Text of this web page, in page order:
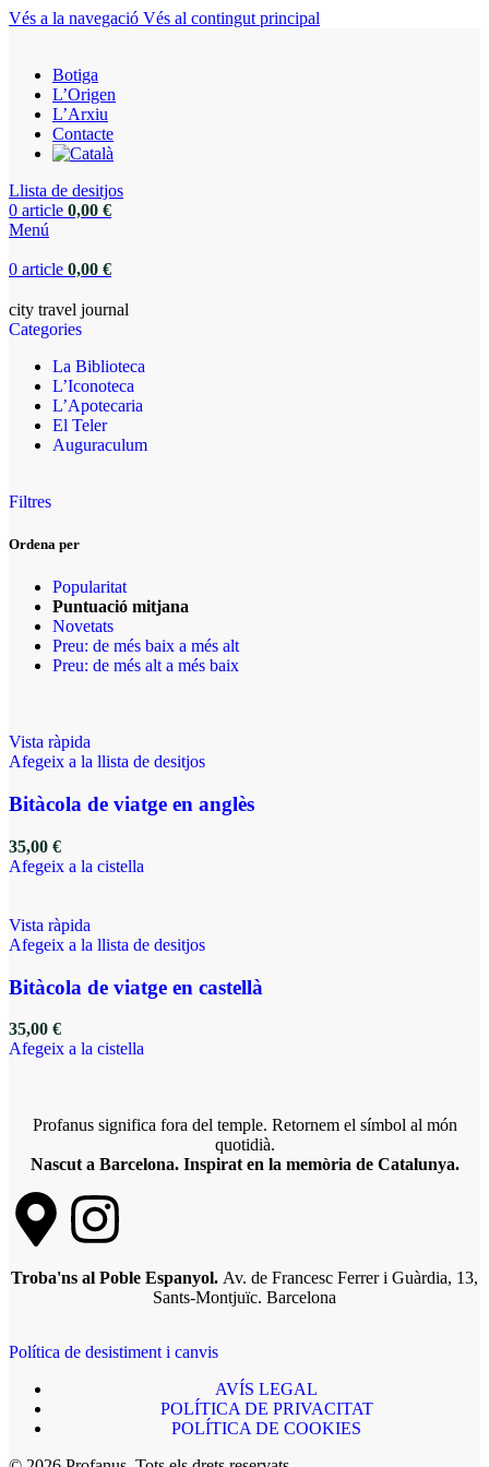
Vés a la navegació Vés al contingut principal
Botiga
L’Origen
L’Arxiu
Contacte
Llista de desitjos
0 article 0,00 €
Menú
0 article 0,00 €
city travel journal
Categories
La Biblioteca
L’Iconoteca
L’Apotecaria
El Teler
Auguraculum
Filtres
Ordena per
Popularitat
Puntuació mitjana
Novetats
Preu: de més baix a més alt
Preu: de més alt a més baix
Vista ràpida
Afegeix a la llista de desitjos
Bitàcola de viatge en anglès
35,00 €
Afegeix a la cistella
Vista ràpida
Afegeix a la llista de desitjos
Bitàcola de viatge en castellà
35,00 €
Afegeix a la cistella
Profanus significa fora del temple. Retornem el símbol al món
quotidià.
Nascut a Barcelona. Inspirat en la memòria de Catalunya.
Troba'ns al Poble Espanyol. Av. de Francesc Ferrer i Guàrdia, 13,
Sants-Montjuïc. Barcelona
Política de desistiment i canvis
AVÍS LEGAL
POLÍTICA DE PRIVACITAT
POLÍTICA DE COOKIES